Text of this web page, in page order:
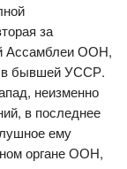
за
Ассамблеи ООН,
в бывшей УССР.
неизменно
в последнее
ему
органе ООН,